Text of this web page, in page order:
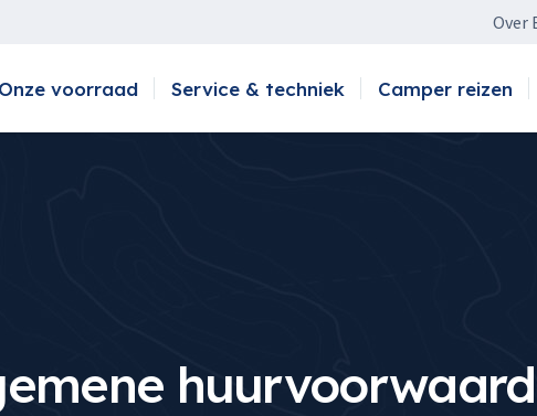
Over
Onze voorraad Service & techniek Camper reizen